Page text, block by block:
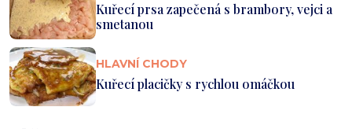
Kuřecí prsa zapečená s brambory, vejci a
smetanou
HLAVNÍ CHODY
Kuřecí placičky s rychlou omáčkou